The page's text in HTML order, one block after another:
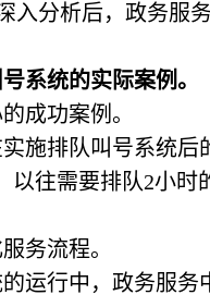
入分析后，政务服
系统的实际案例。
成功案例。
施排队叫号系统
以往需要排队2小
务流程。
运行中，政务服